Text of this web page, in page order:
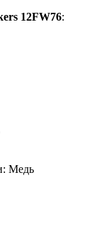
12FW76:
Медь